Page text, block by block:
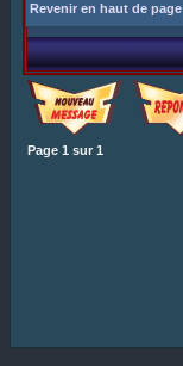
Revenir en haut de page
Page 1 sur 1